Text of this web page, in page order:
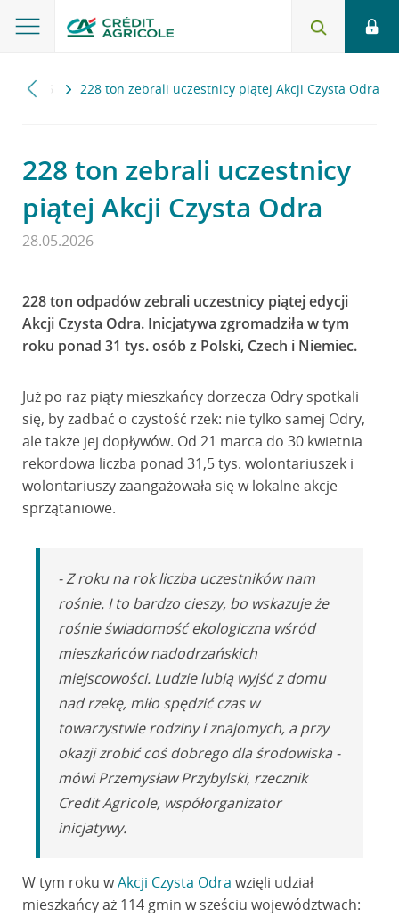
2026 228 ton zebrali uczestnicy piątej Akcji Czysta Odra
228 ton zebrali uczestnicy
piątej Akcji Czysta Odra
28.05.2026
228 ton odpadów zebrali uczestnicy piątej edycji
Akcji Czysta Odra. Inicjatywa zgromadziła w tym
roku ponad 31 tys. osób z Polski, Czech i Niemiec.
Już po raz piąty mieszkańcy dorzecza Odry spotkali
się, by zadbać o czystość rzek: nie tylko samej Odry,
ale także jej dopływów. Od 21 marca do 30 kwietnia
rekordowa liczba ponad 31,5 tys. wolontariuszek i
wolontariuszy zaangażowała się w lokalne akcje
sprzątaniowe.
- Z roku na rok liczba uczestników nam
rośnie. I to bardzo cieszy, bo wskazuje że
rośnie świadomość ekologiczna wśród
mieszkańców nadodrzańskich
miejscowości. Ludzie lubią wyjść z domu
nad rzekę, miło spędzić czas w
towarzystwie rodziny i znajomych, a przy
okazji zrobić coś dobrego dla środowiska -
mówi Przemysław Przybylski, rzecznik
Credit Agricole, współorganizator
inicjatywy.
W tym roku wAkcji Czysta Odra wzięli udział
mieszkańcy aż 114 gmin w sześciu województwach: